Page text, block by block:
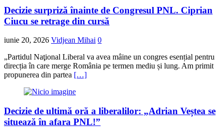
Decizie surpriză înainte de Congresul PNL. Ciprian
Ciucu se retrage din cursă
iunie 20, 2026 Vidjean Mihai 0
„Partidul Naţional Liberal va avea mâine un congres esențial pentru
direcția în care merge România pe termen mediu și lung. Am primit
propunerea din partea […]
Decizie de ultimă oră a liberalilor: „Adrian Veștea se
situează în afara PNL!”